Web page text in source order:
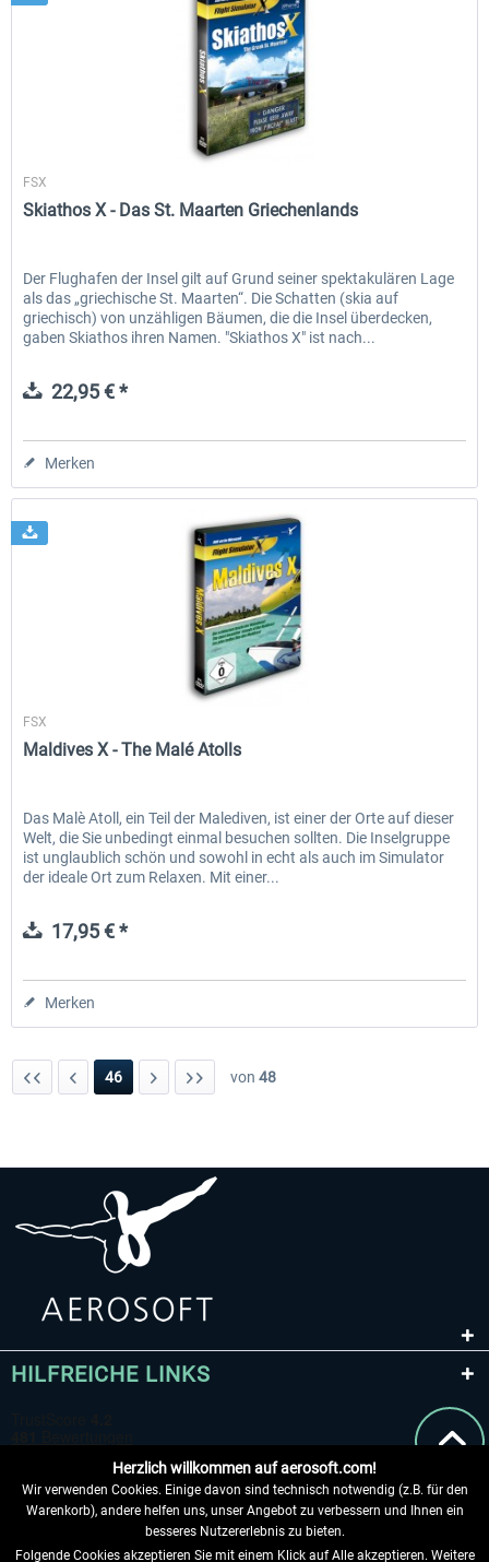
Aerosoft
FSX
Skiathos X - Das St. Maarten Griechenlands
Der Flughafen der Insel gilt auf Grund seiner spektakulären Lage
als das „griechische St. Maarten“. Die Schatten (skia auf
griechisch) von unzähligen Bäumen, die die Insel überdecken,
gaben Skiathos ihren Namen. "Skiathos X" ist nach...
22,95 € *
Merken
Aerosoft
FSX
Maldives X - The Malé Atolls
Das Malè Atoll, ein Teil der Malediven, ist einer der Orte auf dieser
Welt, die Sie unbedingt einmal besuchen sollten. Die Inselgruppe
ist unglaublich schön und sowohl in echt als auch im Simulator
der ideale Ort zum Relaxen. Mit einer...
17,95 € *
Merken
46 von 48
HILFREICHE LINKS
Herzlich willkommen auf aerosoft.com!
Wir verwenden Cookies. Einige davon sind technisch notwendig (z.B. für den
Warenkorb), andere helfen uns, unser Angebot zu verbessern und Ihnen ein
besseres Nutzererlebnis zu bieten.
Folgende Cookies akzeptieren Sie mit einem Klick auf Alle akzeptieren. Weitere